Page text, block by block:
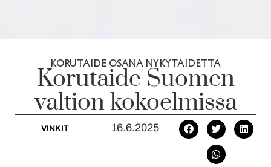
KORUTAIDE OSANA NYKYTAIDETTA
Korutaide Suomen
valtion kokoelmissa
VINKIT 16.6.2025